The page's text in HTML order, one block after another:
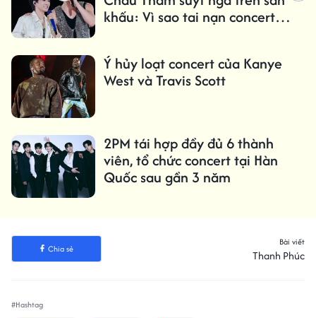
khấu: Vì sao tai nạn concert
Ý hủy loạt concert của Kanye
West và Travis Scott
2PM tái hợp đầy đủ 6 thành
viên, tổ chức concert tại Hàn
Quốc sau gần 3 năm
Chia sẻ
Bài viết
Thanh Phúc
#Hashtag